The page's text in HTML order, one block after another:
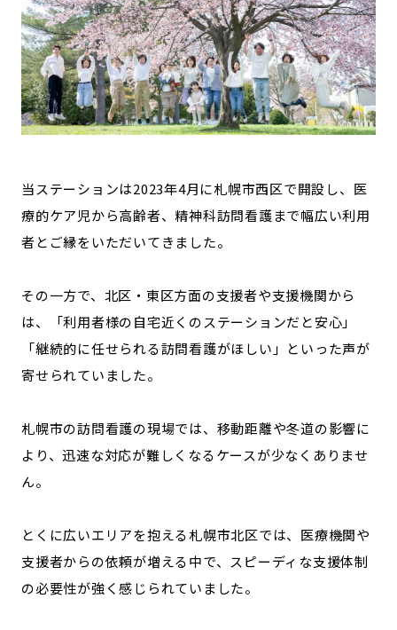
Sporkle
「人」から探す
記事ライター アンバサダー
お問い合わせ 会社概要
当ステーションは2023年4月に札幌市西区で開設し、医
療的ケア児から高齢者、精神科訪問看護まで幅広い利用
者とご縁をいただいてきました。
その一方で、北区・東区方面の支援者や支援機関から
は、「利用者様の自宅近くのステーションだと安心」
「継続的に任せられる訪問看護がほしい」といった声が
寄せられていました。
札幌市の訪問看護の現場では、移動距離や冬道の影響に
より、迅速な対応が難しくなるケースが少なくありませ
ん。
とくに広いエリアを抱える札幌市北区では、医療機関や
支援者からの依頼が増える中で、スピーディな支援体制
の必要性が強く感じられていました。